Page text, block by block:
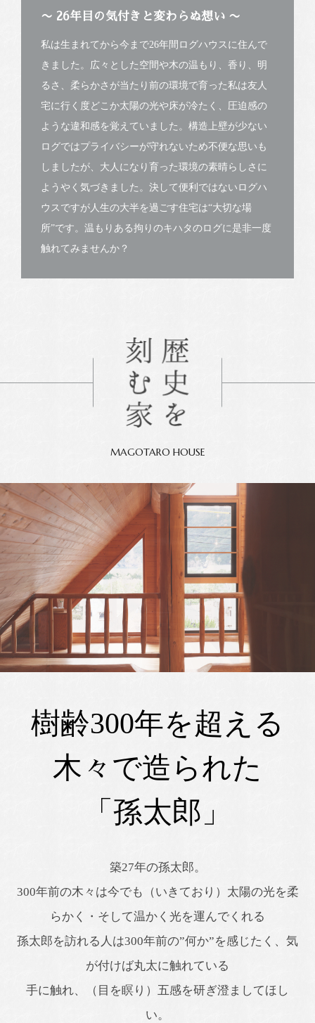
〜 26年目の気付きと変わらぬ想い 〜
私は生まれてから今まで26年間ログハウスに住んで
きました。広々とした空間や木の温もり、香り、明
るさ、柔らかさが当たり前の環境で育った私は友人
宅に行く度どこか太陽の光や床が冷たく、圧迫感の
ような違和感を覚えていました。構造上壁が少ない
ログではプライバシーが守れないため不便な思いも
しましたが、大人になり育った環境の素晴らしさに
ようやく気づきました。決して便利ではないログハ
ウスですが人生の大半を過ごす住宅は“大切な場
所”です。温もりある拘りのキハタのログに是非一度
触れてみませんか？
MAGOTARO HOUSE
樹齢300年を超える
木々で造られた
「孫太郎」
築27年の孫太郎。
300年前の木々は今でも（いきており）太陽の光を柔
らかく・そして温かく光を運んでくれる
孫太郎を訪れる人は300年前の”何か”を感じたく、気
が付けば丸太に触れている
手に触れ、（目を瞑り）五感を研ぎ澄ましてほし
い。